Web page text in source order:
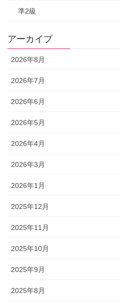
準2級
アーカイブ
2026年8月
2026年7月
2026年6月
2026年5月
2026年4月
2026年3月
2026年1月
2025年12月
2025年11月
2025年10月
2025年9月
2025年8月